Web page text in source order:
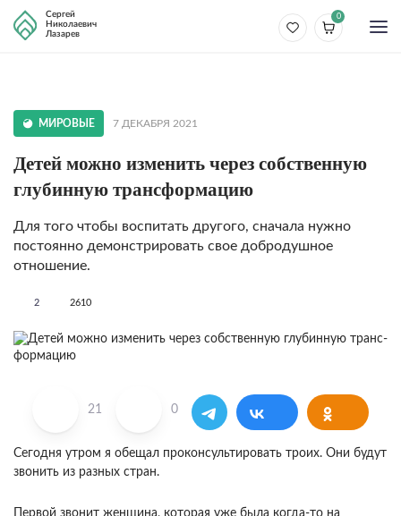
Сергей
Николаевич
Лазарев
0
МИРОВЫЕ 7 ДЕКАБРЯ 2021
Детей можно изменить через собственную
глубинную транс­формацию
Для того чтобы воспитать другого, сначала нужно
постоян­но демонстрировать свое добродушное
отношение.
2 2610
21 0
Сегодня утром я обещал проконсультировать троих. Они будут
звонить из разных стран.
Первой звонит женщина, которая уже была когда-то на